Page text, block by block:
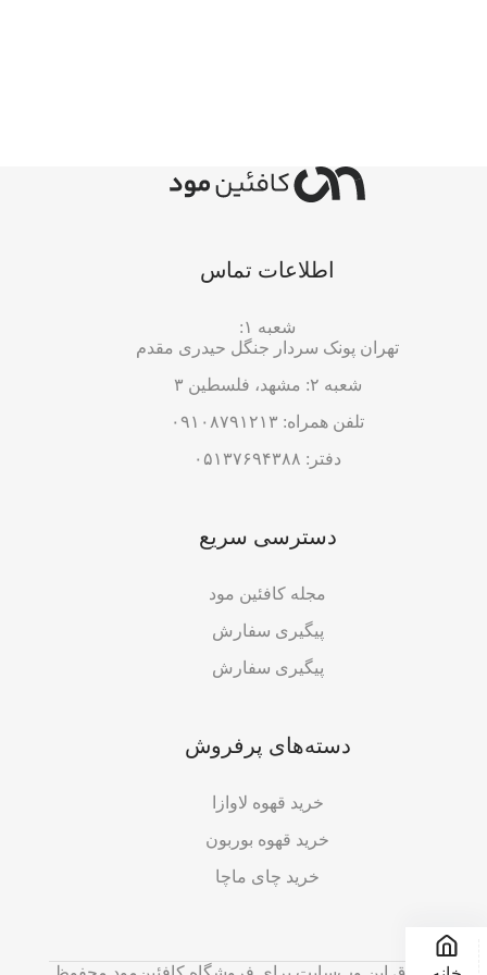
اطلاعات تماس
شعبه ۱:
تهران پونک سردار جنگل حیدری مقدم
شعبه ۲: مشهد، فلسطین ۳
تلفن همراه: ۰۹۱۰۸۷۹۱۲۱۳
دفتر: ۰۵۱۳۷۶۹۴۳۸۸
دسترسی سریع
مجله کافئین مود
پیگیری سفارش
پیگیری سفارش
دسته‌های پرفروش
خرید قهوه لاوازا
خرید قهوه بوربون
خرید چای ماچا